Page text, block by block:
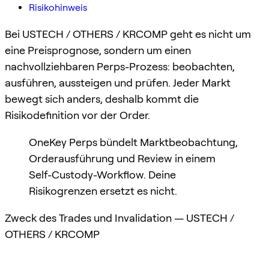
Risikohinweis
Bei USTECH / OTHERS / KRCOMP geht es nicht um
eine Preisprognose, sondern um einen
nachvollziehbaren Perps-Prozess: beobachten,
ausführen, aussteigen und prüfen. Jeder Markt
bewegt sich anders, deshalb kommt die
Risikodefinition vor der Order.
OneKey Perps bündelt Marktbeobachtung,
Orderausführung und Review in einem
Self-Custody-Workflow. Deine
Risikogrenzen ersetzt es nicht.
Zweck des Trades und Invalidation — USTECH /
OTHERS / KRCOMP